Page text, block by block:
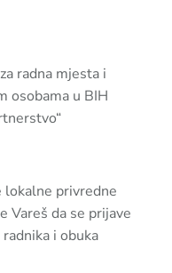
radna mjesta i
osobama u BIH
lokalne privredne
Vareš da se prijave
i obuka